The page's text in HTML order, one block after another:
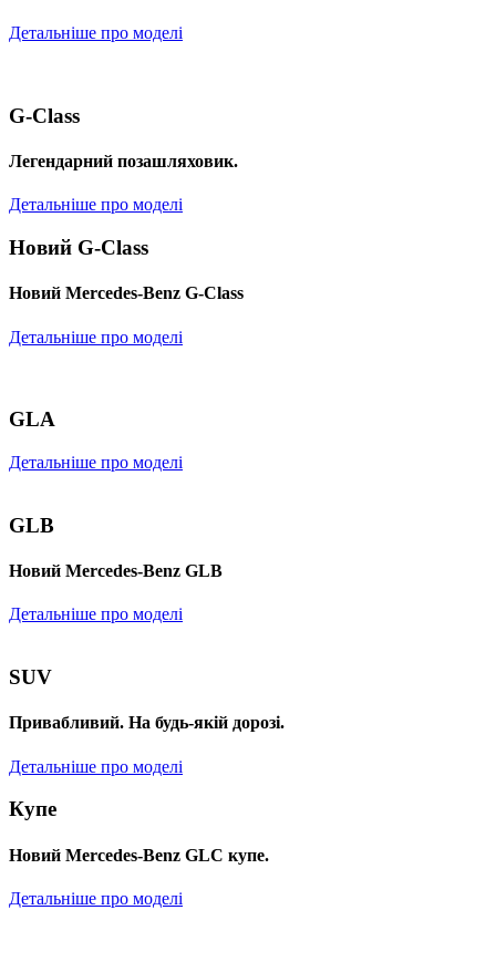
Детальніше про моделі
G-Class
Легендарний позашляховик.
Детальніше про моделі
Новий G-Class
Новий Mercedes-Benz G-Class
Детальніше про моделі
GLA
Детальніше про моделі
GLB
Новий Mercedes-Benz GLB
Детальніше про моделі
SUV
Привабливий. На будь-якій дорозі.
Детальніше про моделі
Купе
Новий Mercedes-Benz GLС купе.
Детальніше про моделі